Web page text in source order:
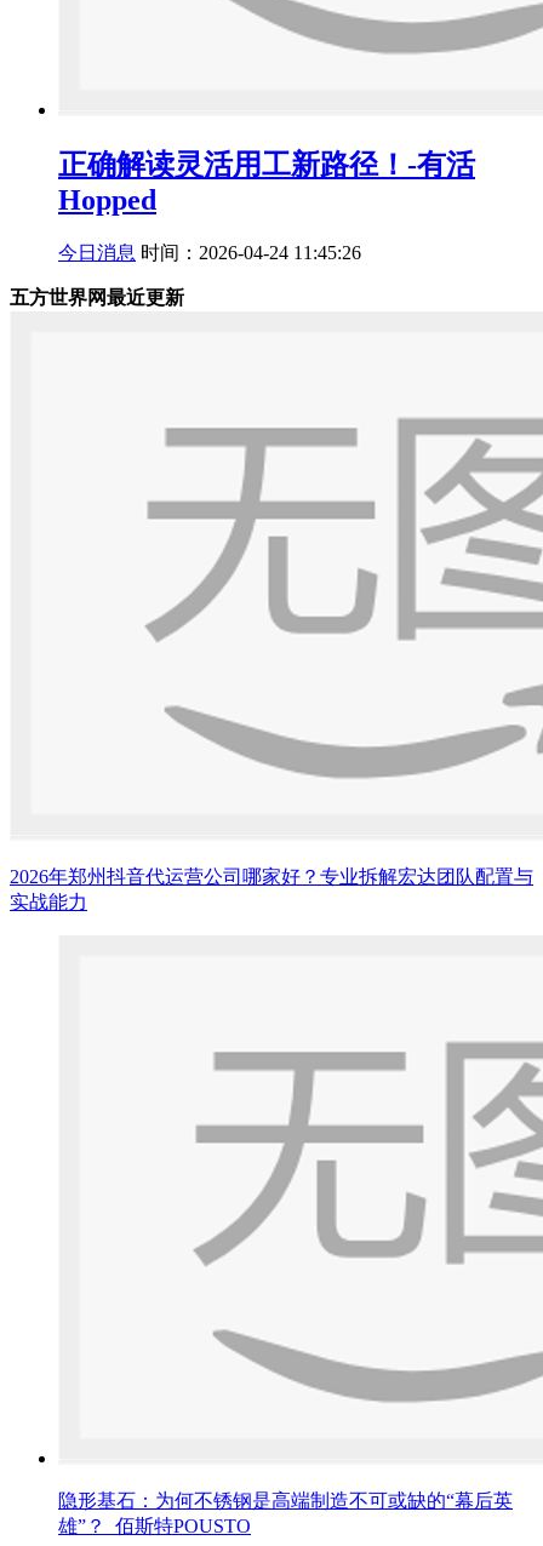
正确解读灵活用工新路径！-有活
Hopped
今日消息 时间：2026-04-24 11:45:26
五方世界网最近更新
2026年郑州抖音代运营公司哪家好？专业拆解宏达团队配置与
实战能力
隐形基石：为何不锈钢是高端制造不可或缺的“幕后英
雄”？_佰斯特POUSTO